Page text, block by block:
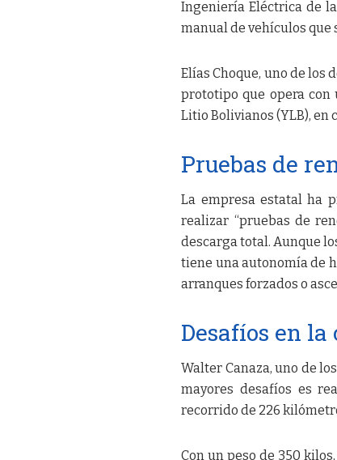
Ingeniería Eléctrica de
manual de vehículos que
Elías Choque, uno de los
prototipo que opera con
Litio Bolivianos (YLB), en
Pruebas de
La empresa estatal ha
realizar “pruebas de
descarga total. Aunque
tiene una autonomía de
arranques forzados o
Desafíos en
Walter Canaza, uno de
mayores desafíos es
recorrido de 226
Con un peso de 350